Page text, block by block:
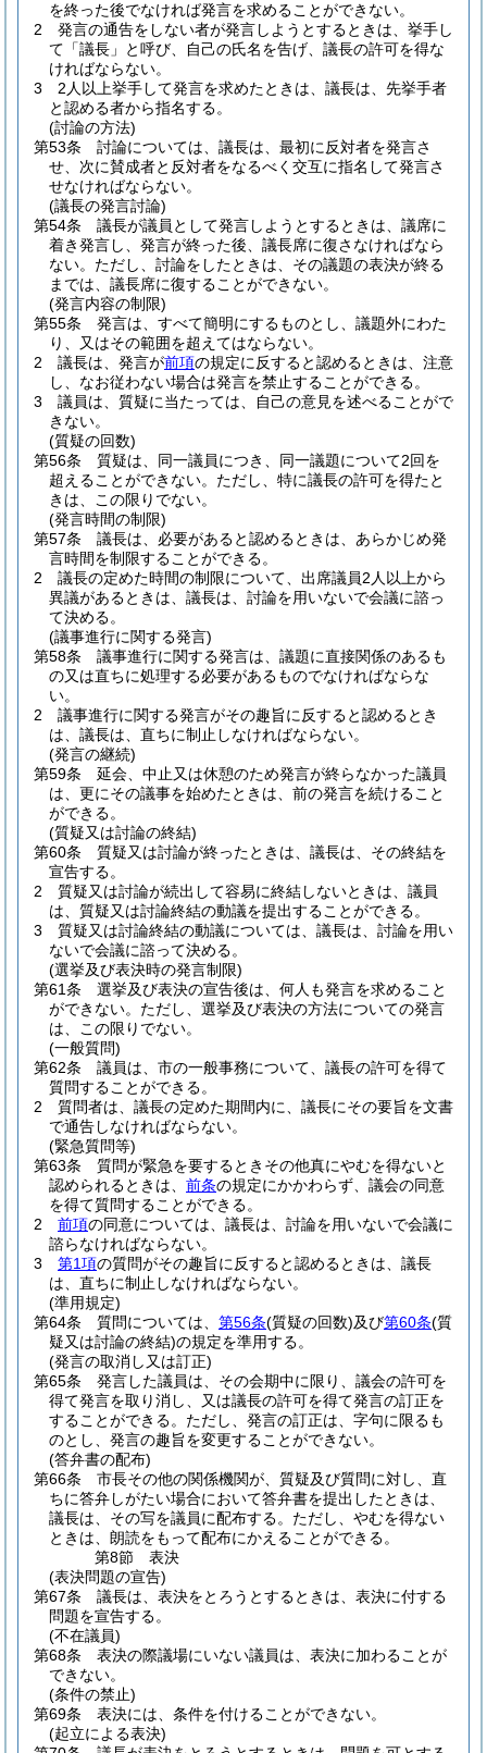
を終った後でなければ発言を求めることができない。
2
発言の通告をしない者が発言しようとするときは、挙手し
て「議長」と呼び、自己の氏名を告げ、議長の許可を得な
ければならない。
3
2人以上挙手して発言を求めたときは、議長は、先挙手者
と認める者から指名する。
(討論の方法)
第53条
討論については、議長は、最初に反対者を発言さ
せ、次に賛成者と反対者をなるべく交互に指名して発言さ
せなければならない。
(議長の発言討論)
第54条
議長が議員として発言しようとするときは、議席に
着き発言し、発言が終った後、議長席に復さなければなら
ない。 ただし、討論をしたときは、その議題の表決が終る
までは、議長席に復することができない。
(発言内容の制限)
第55条
発言は、すべて簡明にするものとし、議題外にわた
り、又はその範囲を超えてはならない。
2
議長は、発言が前項の規定に反すると認めるときは、注意
し、なお従わない場合は発言を禁止することができる。
3
議員は、質疑に当たっては、自己の意見を述べることがで
きない。
(質疑の回数)
第56条
質疑は、同一議員につき、同一議題について2回を
超えることができない。 ただし、特に議長の許可を得たと
きは、この限りでない。
(発言時間の制限)
第57条
議長は、必要があると認めるときは、あらかじめ発
言時間を制限することができる。
2
議長の定めた時間の制限について、出席議員2人以上から
異議があるときは、議長は、討論を用いないで会議に諮っ
て決める。
(議事進行に関する発言)
第58条
議事進行に関する発言は、議題に直接関係のあるも
の又は直ちに処理する必要があるものでなければならな
い。
2
議事進行に関する発言がその趣旨に反すると認めるとき
は、議長は、直ちに制止しなければならない。
(発言の継続)
第59条
延会、中止又は休憩のため発言が終らなかった議員
は、更にその議事を始めたときは、前の発言を続けること
ができる。
(質疑又は討論の終結)
第60条
質疑又は討論が終ったときは、議長は、その終結を
宣告する。
2
質疑又は討論が続出して容易に終結しないときは、議員
は、質疑又は討論終結の動議を提出することができる。
3
質疑又は討論終結の動議については、議長は、討論を用い
ないで会議に諮って決める。
(選挙及び表決時の発言制限)
第61条
選挙及び表決の宣告後は、何人も発言を求めること
ができない。 ただし、選挙及び表決の方法についての発言
は、この限りでない。
(一般質問)
第62条
議員は、市の一般事務について、議長の許可を得て
質問することができる。
2
質問者は、議長の定めた期間内に、議長にその要旨を文書
で通告しなければならない。
(緊急質問等)
第63条
質問が緊急を要するときその他真にやむを得ないと
認められるときは、 前条の規定にかかわらず、議会の同意
を得て質問することができる。
2
前項の同意については、議長は、討論を用いないで会議に
諮らなければならない。
3
第1項の質問がその趣旨に反すると認めるときは、議長
は、直ちに制止しなければならない。
(準用規定)
第64条
質問については、 第56条(質疑の回数)及び第60条(質
疑又は討論の終結)の規定を準用する。
(発言の取消し又は訂正)
第65条
発言した議員は、その会期中に限り、議会の許可を
得て発言を取り消し、又は議長の許可を得て発言の訂正を
することができる。 ただし、発言の訂正は、字句に限るも
のとし、発言の趣旨を変更することができない。
(答弁書の配布)
第66条
市長その他の関係機関が、質疑及び質問に対し、直
ちに答弁しがたい場合において答弁書を提出したときは、
議長は、その写を議員に配布する。 ただし、やむを得ない
ときは、朗読をもって配布にかえることができる。
第8節
表決
(表決問題の宣告)
第67条
議長は、表決をとろうとするときは、表決に付する
問題を宣告する。
(不在議員)
第68条
表決の際議場にいない議員は、表決に加わることが
できない。
(条件の禁止)
第69条
表決には、条件を付けることができない。
(起立による表決)